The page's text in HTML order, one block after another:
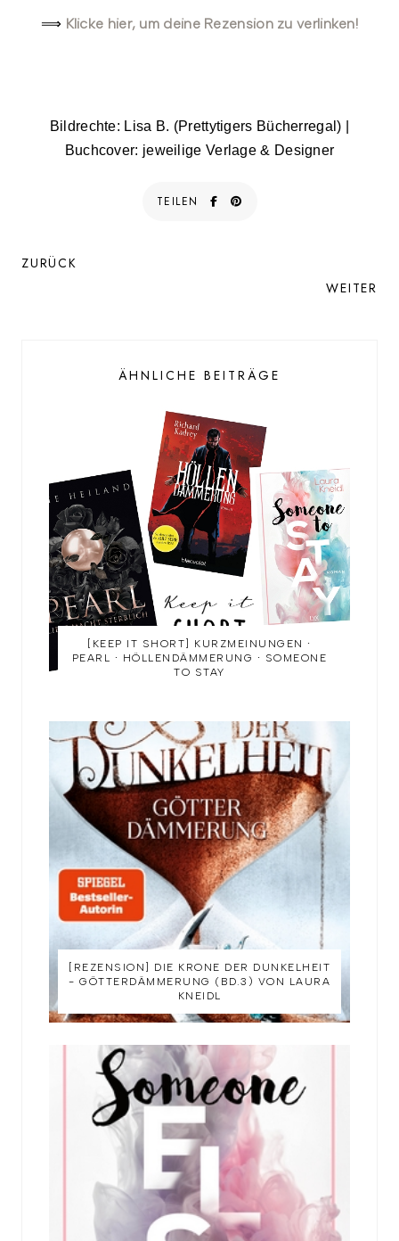
⟹ Klicke hier, um deine Rezension zu verlinken!
Bildrechte: Lisa B. (Prettytigers Bücherregal) |
Buchcover: jeweilige Verlage & Designer
TEILEN
ZURÜCK
WEITER
ÄHNLICHE BEITRÄGE
[KEEP IT SHORT] KURZMEINUNGEN ∙
PEARL ∙ HÖLLENDÄMMERUNG ∙ SOMEONE
TO STAY
[REZENSION] DIE KRONE DER DUNKELHEIT
- GÖTTERDÄMMERUNG (BD.3) VON LAURA
KNEIDL